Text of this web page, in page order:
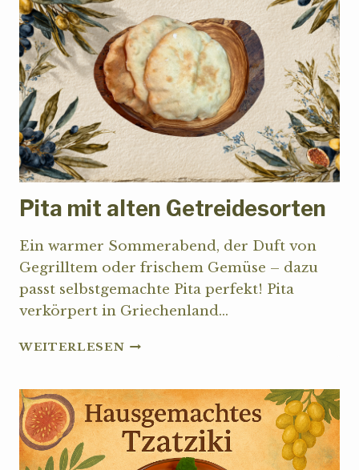
MIT
OLIVENÖL
Pita mit alten Getreidesorten
Ein warmer Sommerabend, der Duft von
Gegrilltem oder frischem Gemüse – dazu
passt selbstgemachte Pita perfekt! Pita
verkörpert in Griechenland…
WEITERLESENPITA
GETREIDESORTEN